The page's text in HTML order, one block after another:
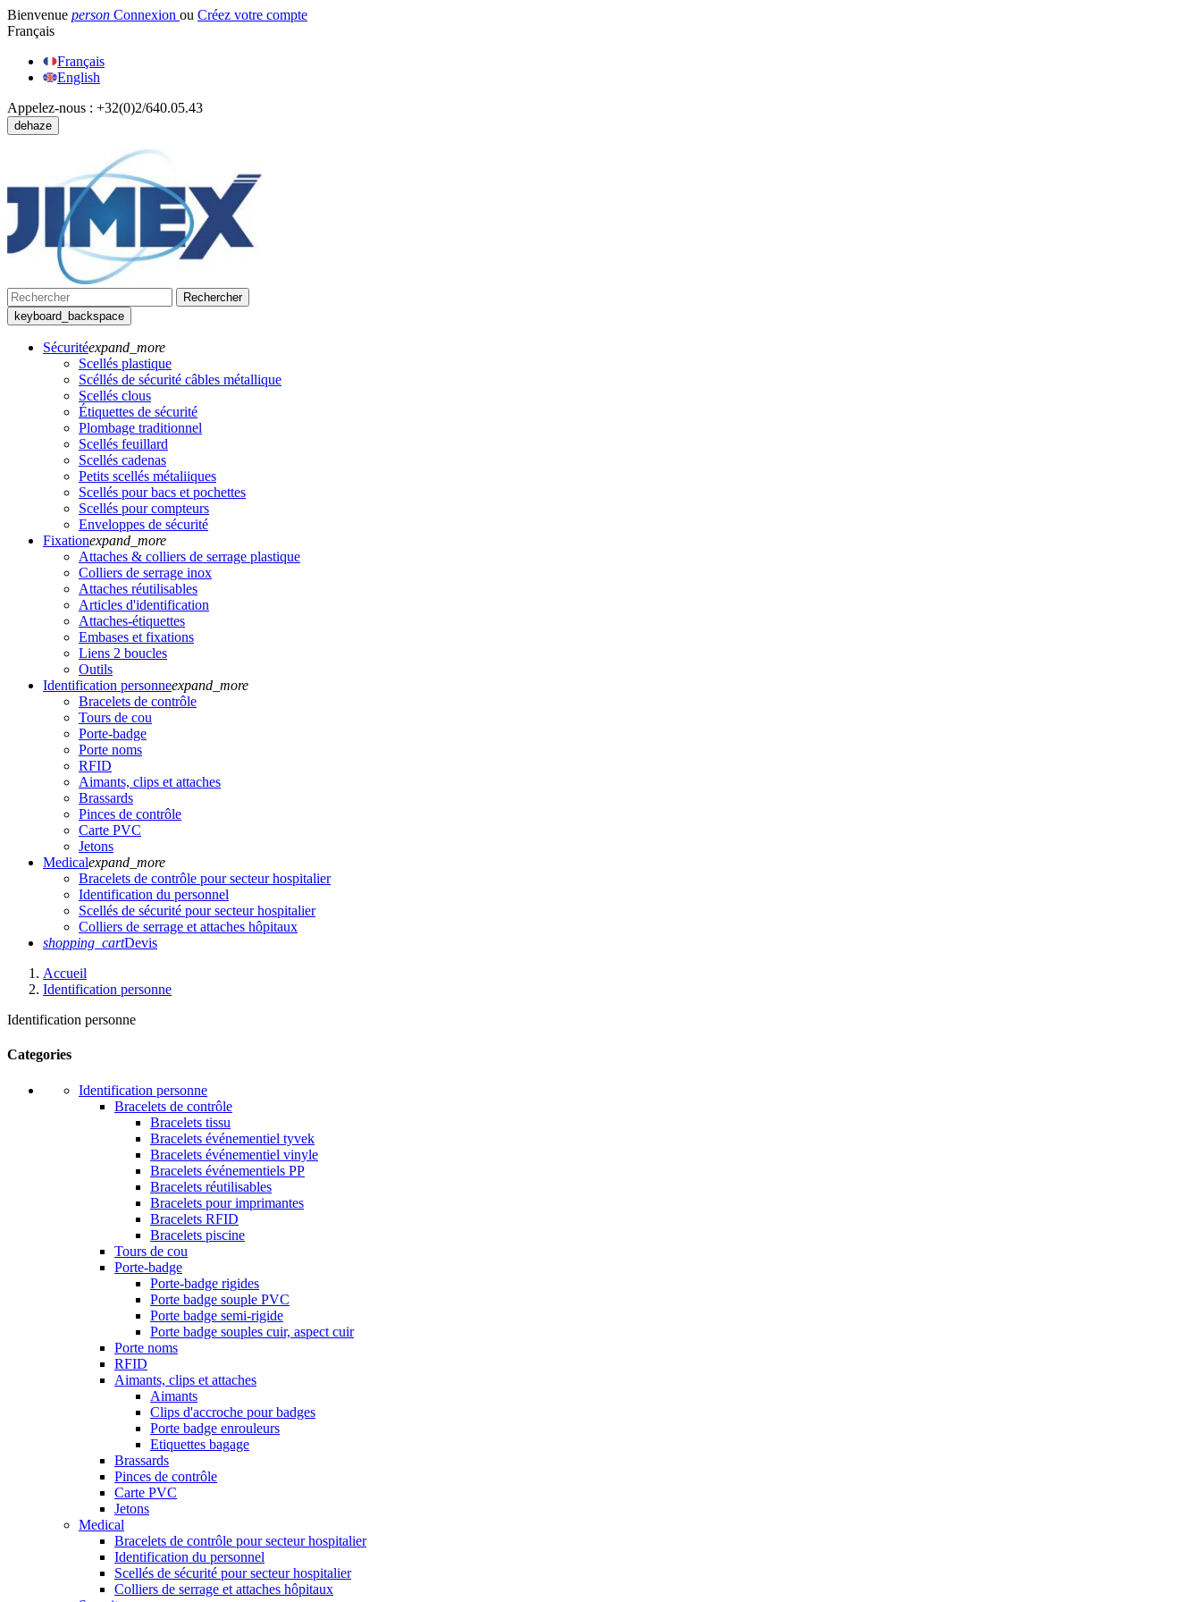
Bienvenue person Connexion ou Créez votre compte
Français
Français
English
Appelez-nous : +32(0)2/640.05.43
dehaze
Rechercher
keyboard_backspace
Sécuritéexpand_more
Scellés plastique
Scéllés de sécurité câbles métallique
Scellés clous
Étiquettes de sécurité
Plombage traditionnel
Scellés feuillard
Scellés cadenas
Petits scellés métaliiques
Scellés pour bacs et pochettes
Scellés pour compteurs
Enveloppes de sécurité
Fixationexpand_more
Attaches & colliers de serrage plastique
Colliers de serrage inox
Attaches réutilisables
Articles d'identification
Attaches-étiquettes
Embases et fixations
Liens 2 boucles
Outils
Identification personneexpand_more
Bracelets de contrôle
Tours de cou
Porte-badge
Porte noms
RFID
Aimants, clips et attaches
Brassards
Pinces de contrôle
Carte PVC
Jetons
Medicalexpand_more
Bracelets de contrôle pour secteur hospitalier
Identification du personnel
Scellés de sécurité pour secteur hospitalier
Colliers de serrage et attaches hôpitaux
shopping_cartDevis
Accueil
Identification personne
Identification personne
Categories
Identification personne
Bracelets de contrôle
Bracelets tissu
Bracelets événementiel tyvek
Bracelets événementiel vinyle
Bracelets événementiels PP
Bracelets réutilisables
Bracelets pour imprimantes
Bracelets RFID
Bracelets piscine
Tours de cou
Porte-badge
Porte-badge rigides
Porte badge souple PVC
Porte badge semi-rigide
Porte badge souples cuir, aspect cuir
Porte noms
RFID
Aimants, clips et attaches
Aimants
Clips d'accroche pour badges
Porte badge enrouleurs
Etiquettes bagage
Brassards
Pinces de contrôle
Carte PVC
Jetons
Medical
Bracelets de contrôle pour secteur hospitalier
Identification du personnel
Scellés de sécurité pour secteur hospitalier
Colliers de serrage et attaches hôpitaux